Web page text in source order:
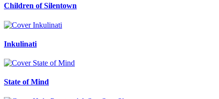
Children of Silentown
Inkulinati
State of Mind